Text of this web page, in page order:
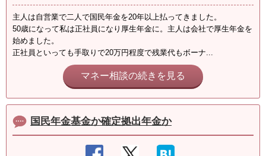
主人は自営業で二人で国民年金を20年以上払ってきました。
50歳になって私は正社員になり厚生年金に。主人は会社で厚生年金を
始めました。
正社員といっても手取りで20万円程度で残業代もボーナ...
マネー相談の続きを見る
国民年金基金か確定拠出年金か